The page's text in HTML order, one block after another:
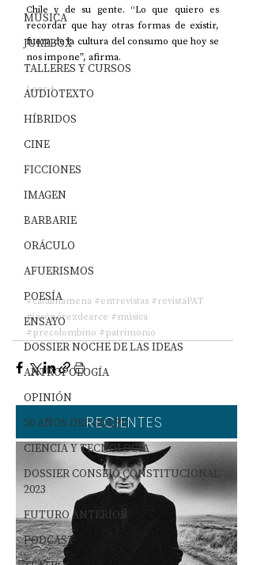
MÚSICA
JUKEBOX
TALLERES Y CURSOS
AUDIOTEXTO
HÍBRIDOS
CINE
FICCIONES
IMAGEN
BARBARIE
ORÁCULO
AFUERISMOS
POESÍA
ENSAYO
DOSSIER NOCHE DE LAS IDEAS
ANTROPOLOGÍA
OPINIÓN
50 AÑOS DEL GOLPE
CIENCIA Y TECNOLOGÍA
DOSSIER CONSEJO CONSTITUCIONAL
2023
FUTURO ANTERIOR
PODCAST
Chile y de su gente. “Lo que quiero es
recordar que hay otras formas de existir,
fuera de la cultura del consumo que hoy se
nos impone”, afirma.
Leer +
#catalinamena #entrevistas #revistaPAT
#josépérezdearce #música
#precolombino #patrimonio
RECIENTES